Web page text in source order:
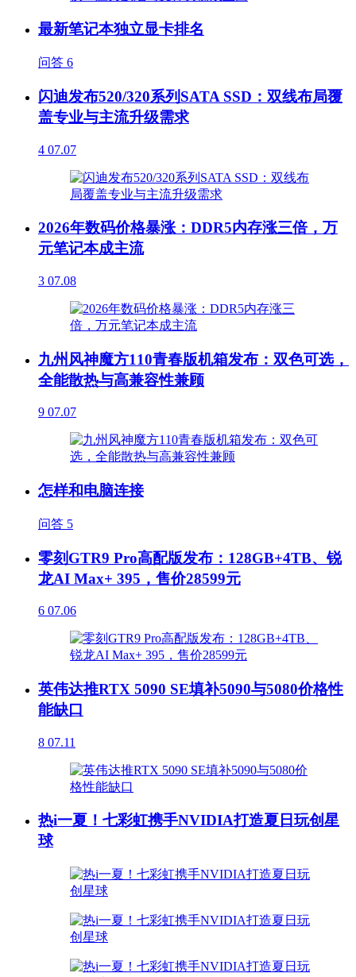
最新笔记本独立显卡排名
问答 6
闪迪发布520/320系列SATA SSD：双线布局覆
盖专业与主流升级需求
4 07.07
2026年数码价格暴涨：DDR5内存涨三倍，万
元笔记本成主流
3 07.08
九州风神魔方110青春版机箱发布：双色可选，
全能散热与高兼容性兼顾
9 07.07
怎样和电脑连接
问答 5
零刻GTR9 Pro高配版发布：128GB+4TB、锐
龙AI Max+ 395，售价28599元
6 07.06
英伟达推RTX 5090 SE填补5090与5080价格性
能缺口
8 07.11
热i一夏！七彩虹携手NVIDIA打造夏日玩创星
球